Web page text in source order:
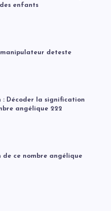
enfants
manipulateur deteste
: Décoder la signification
angélique 222
de ce nombre angélique